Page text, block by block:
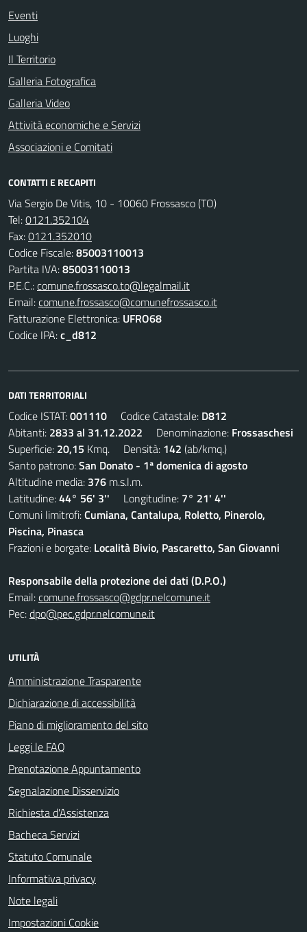
Eventi
Luoghi
Il Territorio
Galleria Fotografica
Galleria Video
Attività economiche e Servizi
Associazioni e Comitati
CONTATTI E RECAPITI
Via Sergio De Vitis, 10 - 10060 Frossasco (TO)
Tel:0121.352104
Fax:0121.352010
Codice Fiscale:85003110013
Partita IVA:85003110013
P.E.C.:comune.frossasco.to@legalmail.it
Email:comune.frossasco@comunefrossasco.it
Fatturazione Elettronica: UFRO68
Codice IPA:c_d812
DATI TERRITORIALI
Codice ISTAT:001110 Codice Catastale: D812
Abitanti: 2833 al 31.12.2022 Denominazione: Frossaschesi
Superficie: 20,15 Kmq. Densità: 142 (ab/kmq.)
Santo patrono:San Donato - 1ª domenica di agosto
Altitudine media: 376 m.s.l.m.
Latitudine:44° 56' 3'' Longitudine: 7° 21' 4''
Comuni limitrofi:Cumiana, Cantalupa, Roletto, Pinerolo,
Piscina, Pinasca
Frazioni e borgate: Località Bivio, Pascaretto, San Giovanni
Responsabile della protezione dei dati (D.P.O.)
Email:comune.frossasco@gdpr.nelcomune.it
Pec:dpo@pec.gdpr.nelcomune.it
UTILITÀ
Amministrazione Trasparente
Dichiarazione di accessibilità
Piano di miglioramento del sito
Leggi le FAQ
Prenotazione Appuntamento
Segnalazione Disservizio
Richiesta d'Assistenza
Bacheca Servizi
Statuto Comunale
Informativa privacy
Note legali
Impostazioni Cookie